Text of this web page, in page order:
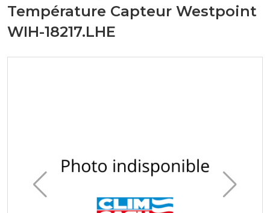
Température Capteur Westpoint
WIH-18217.LHE